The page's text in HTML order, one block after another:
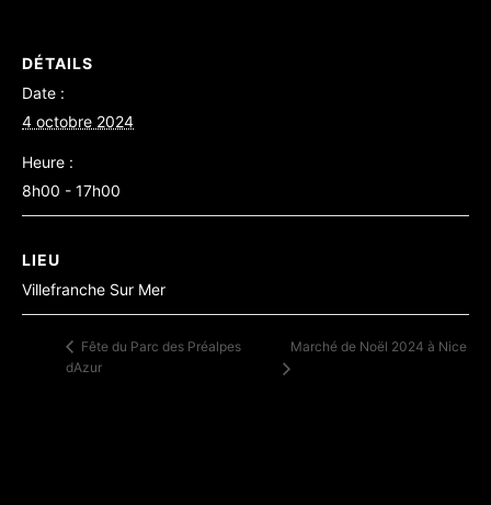
DÉTAILS
Date :
4 octobre 2024
Heure :
8h00 - 17h00
LIEU
Villefranche Sur Mer
Fête du Parc des Préalpes
dAzur
Marché de Noël 2024 à Nice